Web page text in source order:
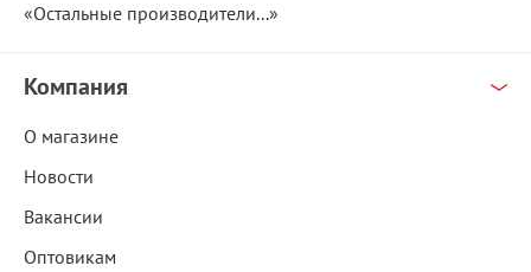
«Остальные производители...»
Компания
О магазине
Новости
Вакансии
Оптовикам